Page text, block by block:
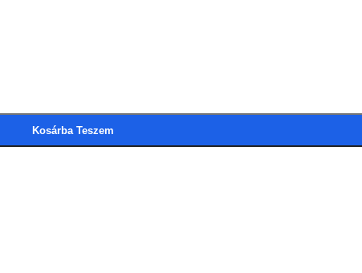
Kosárba Teszem